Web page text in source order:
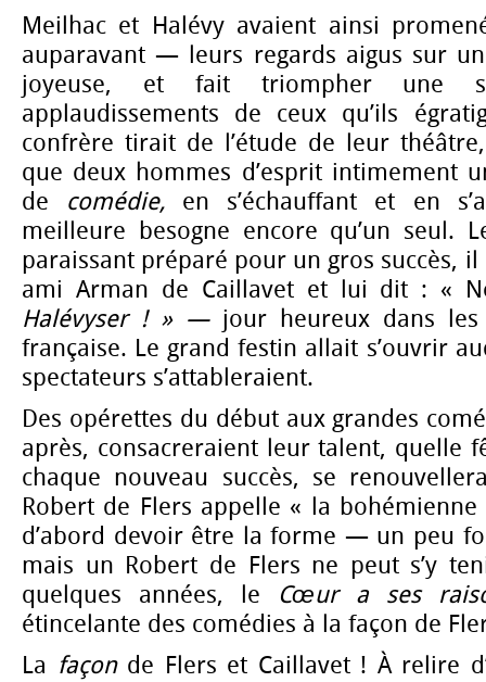
Meilhac et Halévy avaient ainsi
auparavant — leurs regards aigus sur
joyeuse, et fait triompher une
applaudissements de ceux qu’ils
confrère tirait de l’étude de leur
que deux hommes d’esprit intimement
de comédie, en s’échauffant et en
meilleure besogne encore qu’un seul.
paraissant préparé pour un gros succès,
ami Arman de Caillavet et lui dit : «
Halévyser ! » — jour heureux dans
française. Le grand festin allait s’ouvrir
spectateurs s’attableraient.
Des opérettes du début aux grandes
après, consacreraient leur talent, quelle
chaque nouveau succès, se
Robert de Flers appelle « la
d’abord devoir être la forme — un peu
mais un Robert de Flers ne peut s’y
quelques années, le
Cœur a ses
étincelante des comédies à la façon de
La façon de Flers et Caillavet ! À relire